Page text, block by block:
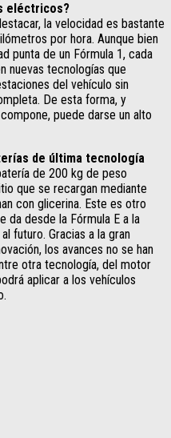
eléctricos?
la velocidad es bastante
por hora. Aunque bien
punta de un Fórmula 1, cada
nuevas tecnologías que
del vehículo sin
De esta forma, y
puede darse un alto
de última tecnología
de 200 kg de peso
que se recargan mediante
con glicerina. Este es otro
da desde la Fórmula E a la
futuro. Gracias a la gran
los avances no se han
otra tecnología, del motor
aplicar a los vehículos